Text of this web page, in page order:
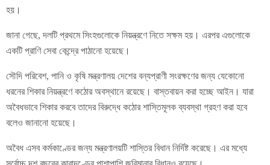
হয়।
জানা গেছে, দলটি প্রথমে সিংহগুলোকে নিয়ন্ত্রণে নিতে সক্ষম হয়। এরপর এগুলোকে
একটি প্রাণি সেবা কেন্দ্রে পাঠানো হয়েছে।
সৌদি পরিবেশ, পানি ও কৃষি মন্ত্রণালয় দেশের বন্যপ্রাণী সংরক্ষণের জন্য যেকোনো
ধরনের শিকার নিয়ন্ত্রণে কঠোর অবস্থানে রয়েছে। বাস্তবায়ন করা হচ্ছে আইন। যারা
অবৈধভাবে শিকার করবে তাদের বিরুদ্ধে কঠোর শাস্তিমূলক ব্যবস্থা গ্রহণ করা হবে
বলেও জানানো হয়েছে।
অবৈধ এসব কর্মকাণ্ডের জন্য মন্ত্রণালয়টি শাস্তির বিধান নির্দিষ্ট করেছে। এর মধ্যে